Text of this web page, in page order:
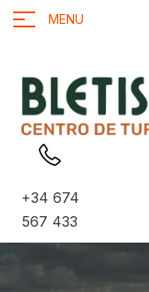
MENU
+34 674
567 433